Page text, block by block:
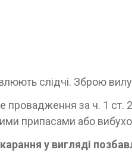
слідчі. Зброю
провадження за ч. 1
припасами або
у вигляді